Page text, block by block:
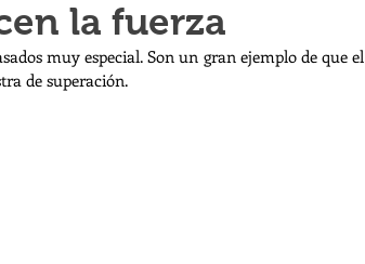
la fuerza
muy especial. Son un gran ejemplo de que el
de superación.